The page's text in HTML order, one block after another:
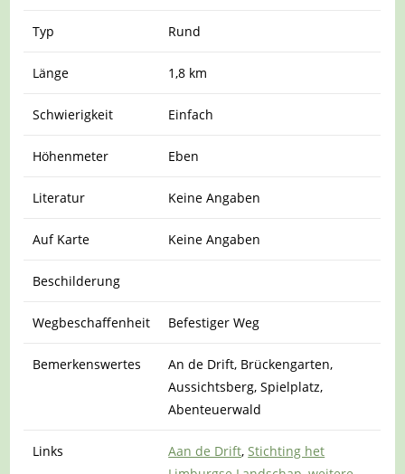
Typ Rund
Länge 1,8 km
Schwierigkeit Einfach
Höhenmeter Eben
Literatur Keine Angaben
Auf Karte Keine Angaben
Beschilderung
Wegbeschaffenheit Befestiger Weg
Bemerkenswertes
An de Drift, Brückengarten,
Aussichtsberg, Spielplatz,
Abenteuerwald
Links Aan de Drift,Stichting het